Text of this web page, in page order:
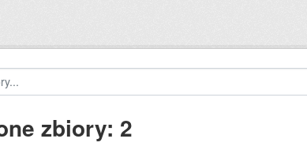
zbiory: 2